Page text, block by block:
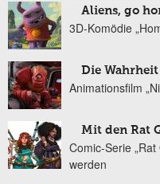
Aliens, go
3D-Komödie
Die
Animationsfilm
Mit den Rat
Comic-Serie
werden